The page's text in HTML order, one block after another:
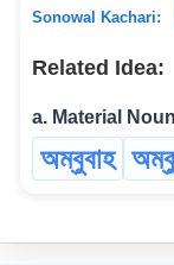
Sonowal Kachari:
Related Idea:
a. Material
অম্বুবাহ